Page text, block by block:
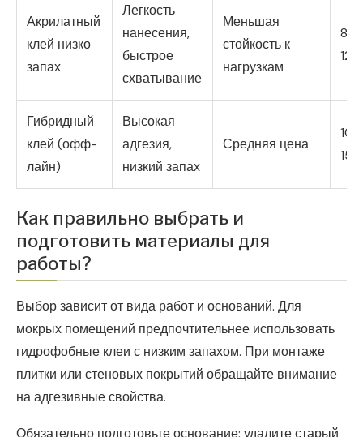
Акрилатный
клей низко
запах
Легкость
нанесения,
быстрое
схватывание
Меньшая
стойкость к
нагрузкам
80-
120
Гибридный
клей (офф-
лайн)
Высокая
адгезия,
низкий запах
Средняя цена
150
Как правильно выбрать и
подготовить материалы для
работы?
Выбор зависит от вида работ и оснований. Для
мокрых помещений предпочтительнее использовать
гидрофобные клеи с низким запахом. При монтаже
плитки или стеновых покрытий обращайте внимание
на адгезивные свойства.
Обязательно подготовьте основание: удалите старый